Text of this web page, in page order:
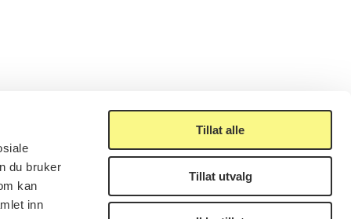
du bruker
kan
inn
Tillat alle
Tillat utvalg